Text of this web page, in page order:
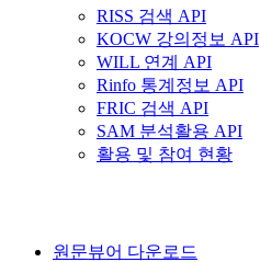
RISS 검색 API
KOCW 강의정보 API
WILL 연계 API
Rinfo 통계정보 API
FRIC 검색 API
SAM 분석활용 API
활용 및 참여 현황
원문뷰어 다운로드